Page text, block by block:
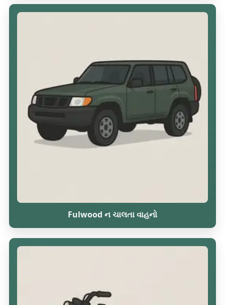
Fulwood ન ચાલતા વાહનો